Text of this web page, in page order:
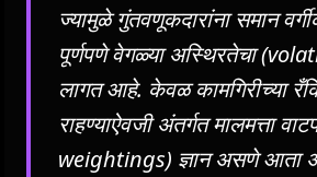
ज्यामुळे गुंतवणूकदारांना समान
पूर्णपणे वेगळ्या अस्थिरतेचा
लागत आहे. केवळ कामगिरीच्या
राहण्याऐवजी अंतर्गत मालमत्ता
weightings) ज्ञान असणे आता